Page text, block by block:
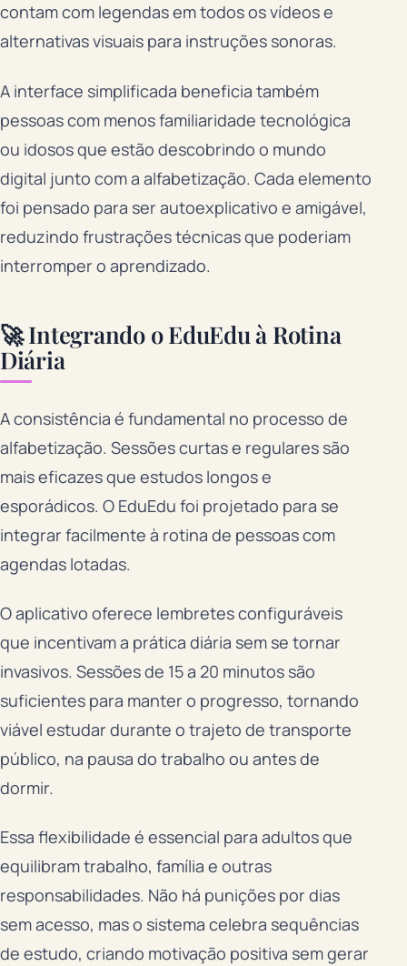
contam com legendas em todos os vídeos e
alternativas visuais para instruções sonoras.
A interface simplificada beneficia também
pessoas com menos familiaridade tecnológica
ou idosos que estão descobrindo o mundo
digital junto com a alfabetização. Cada elemento
foi pensado para ser autoexplicativo e amigável,
reduzindo frustrações técnicas que poderiam
interromper o aprendizado.
🚀 Integrando o EduEdu à Rotina
Diária
A consistência é fundamental no processo de
alfabetização. Sessões curtas e regulares são
mais eficazes que estudos longos e
esporádicos. O EduEdu foi projetado para se
integrar facilmente à rotina de pessoas com
agendas lotadas.
O aplicativo oferece lembretes configuráveis
que incentivam a prática diária sem se tornar
invasivos. Sessões de 15 a 20 minutos são
suficientes para manter o progresso, tornando
viável estudar durante o trajeto de transporte
público, na pausa do trabalho ou antes de
dormir.
Essa flexibilidade é essencial para adultos que
equilibram trabalho, família e outras
responsabilidades. Não há punições por dias
sem acesso, mas o sistema celebra sequências
de estudo, criando motivação positiva sem gerar